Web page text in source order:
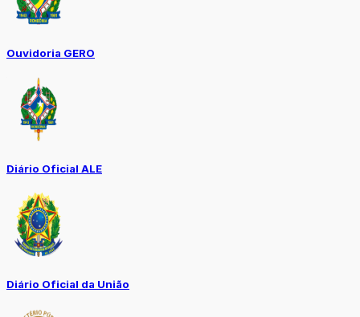
Ouvidoria GERO
Diário Oficial ALE
Diário Oficial da União